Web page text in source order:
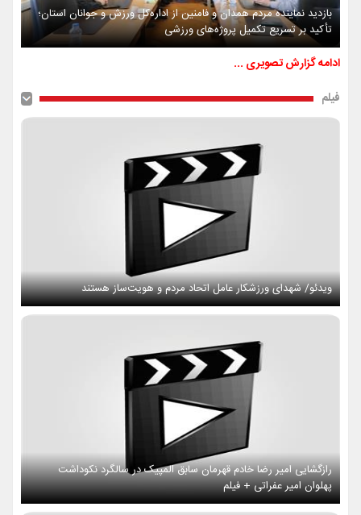
بازدید نماینده مردم همدان و فامنین از اداره‌کل ورزش و جوانان استان؛
تأکید بر تسریع تکمیل پروژه‌های ورزشی
ادامه گزارش تصویری ...
فیلم
ویدئو/ شهدای ورزشکار عامل اتحاد مردم و هویت‌ساز هستند
رازگشایی امیر رضا خادم قهرمان سابق المپیک در سالگرد نکوداشت
پهلوان امیر عفراتی + فیلم